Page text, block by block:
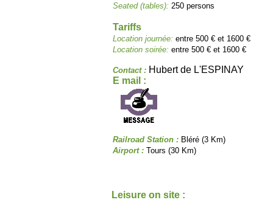
Seated (tables): 250 persons
Tariffs
Location journée: entre 500 € et 1600 €
Location soirée: entre 500 € et 1600 €
Contact : Hubert de L'ESPINAY
E mail :
Railroad Station : Bléré (3 Km)
Airport : Tours (30 Km)
Leisure on site :